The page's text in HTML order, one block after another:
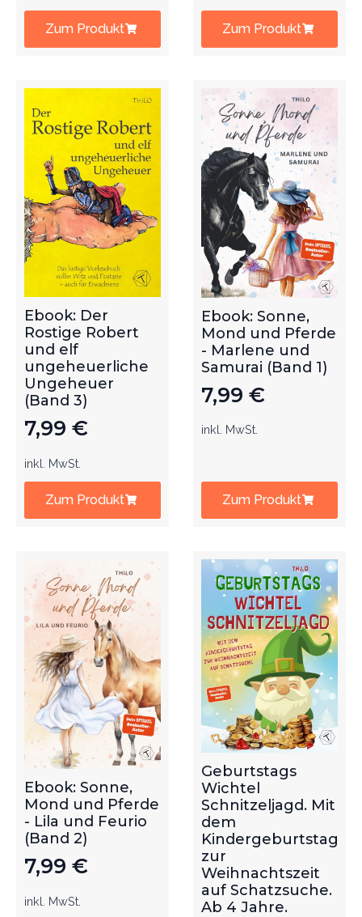
Zum Produkt Zum Produkt
Ebook: Der
Rostige Robert
und elf
ungeheuerliche
Ungeheuer
(Band 3)
7,99 €
inkl. MwSt.
Zum Produkt
Ebook: Sonne,
Mond und Pferde
- Marlene und
Samurai (Band 1)
7,99 €
inkl. MwSt.
Zum Produkt
Ebook: Sonne,
Mond und Pferde
- Lila und Feurio
(Band 2)
7,99 €
inkl. MwSt.
Geburtstags
Wichtel
Schnitzeljagd. Mit
dem
Kindergeburtstag
zur
Weihnachtszeit
auf Schatzsuche.
Ab 4 Jahre.